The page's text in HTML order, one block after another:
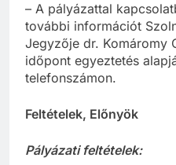
– A pályázattal
további információt
Jegyzője dr. Komáromy
időpont egyeztetés
telefonszámon.
Feltételek, Előnyök
Pályázati feltételek: